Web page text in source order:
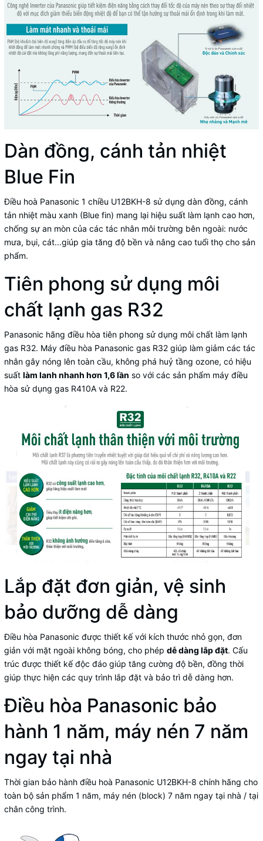
Dàn đồng, cánh tản nhiệt
Blue Fin
Điều hoà Panasonic 1 chiều U12BKH-8 sử dụng dàn đồng, cánh
tản nhiệt màu xanh (Blue fin) mang lại hiệu suất làm lạnh cao hơn,
chống sự an mòn của các tác nhân môi trường bên ngoài: nước
mưa, bụi, cát...giúp gia tăng độ bền và nâng cao tuổi thọ cho sản
phẩm.
Tiên phong sử dụng môi
chất lạnh gas R32
Panasonic hãng điều hòa tiên phong sử dụng môi chất làm lạnh
gas R32. Máy điều hòa Panasonic gas R32 giúp làm giảm các tác
nhân gây nóng lên toàn cầu, không phá huỷ tầng ozone, có hiệu
suất làm lanh nhanh hơn 1,6 lần so với các sản phẩm máy điều
hòa sử dụng gas R410A và R22.
Lắp đặt đơn giản, vệ sinh
bảo dưỡng dễ dàng
Điều hòa Panasonic được thiết kế với kích thước nhỏ gọn, đơn
giản với mặt ngoài không bóng, cho phép dễ dàng lắp đặt. Cấu
trúc được thiết kế độc đáo giúp tăng cường độ bền, đồng thời
giúp thực hiện các quy trình lắp đặt và bảo trì dễ dàng hơn.
Điều hòa Panasonic bảo
hành 1 năm, máy nén 7 năm
ngay tại nhà
Thời gian bảo hành điều hoà Panasonic U12BKH-8 chính hãng cho
toàn bộ sản phẩm 1 năm, máy nén (block) 7 năm ngay tại nhà / tại
chân công trình.